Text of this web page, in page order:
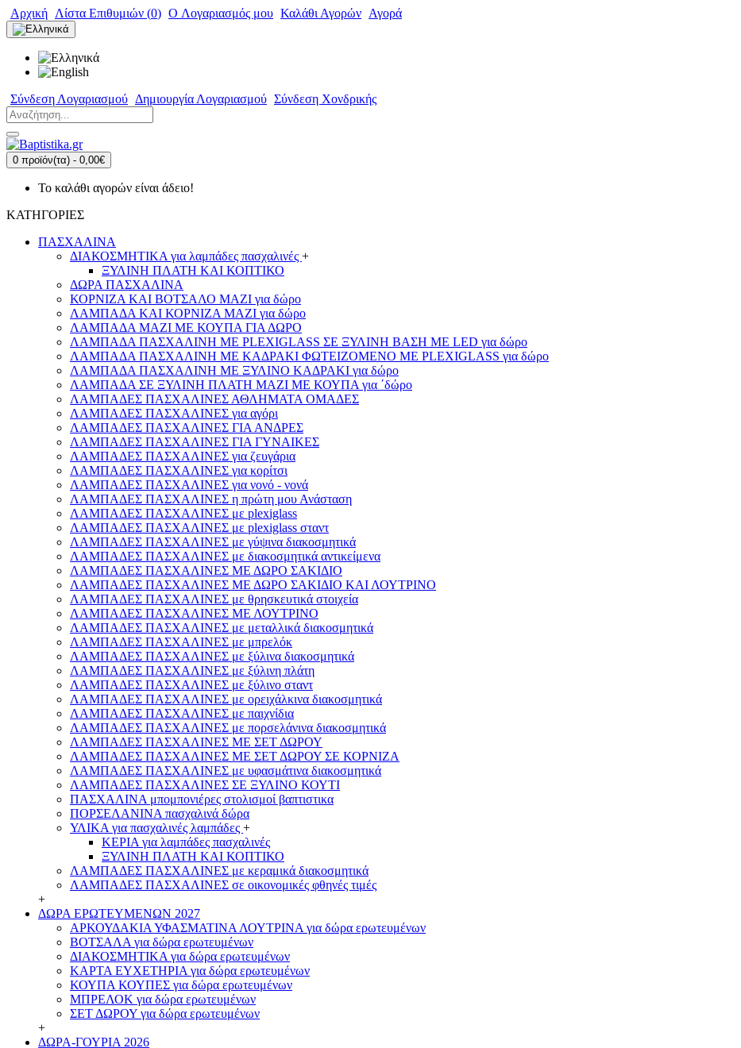
Αρχική Λίστα Επιθυμιών (0) O Λογαριασμός μου Καλάθι Αγορών Αγορά
Σύνδεση Λογαριασμού Δημιουργία Λογαριασμού Σύνδεση Χονδρικής
0 προϊόν(τα) - 0,00€
Το καλάθι αγορών είναι άδειο!
ΚΑΤΗΓΟΡΙΕΣ
ΠΑΣΧΑΛΙΝΑ
ΔΙΑΚΟΣΜΗΤΙΚΑ για λαμπάδες πασχαλινές +
ΞΥΛΙΝΗ ΠΛΑΤΗ ΚΑΙ ΚΟΠΤΙΚΟ
ΔΩΡΑ ΠΑΣΧΑΛΙΝΑ
ΚΟΡΝΙΖΑ ΚΑΙ ΒΟΤΣΑΛΟ ΜΑΖΙ για δώρο
ΛΑΜΠΑΔΑ ΚΑΙ ΚΟΡΝΙΖΑ ΜΑΖΙ για δώρο
ΛΑΜΠΑΔΑ ΜΑΖΙ ΜΕ ΚΟΥΠΑ ΓΙΑ ΔΩΡΟ
ΛΑΜΠΑΔΑ ΠΑΣΧΑΛΙΝΗ ΜΕ PLEXIGLASS ΣΕ ΞΥΛΙΝΗ ΒΑΣΗ ΜΕ LED για δώρο
ΛΑΜΠΑΔΑ ΠΑΣΧΑΛΙΝΗ ΜΕ ΚΑΔΡΑΚΙ ΦΩΤΕΙΖΟΜΕΝΟ ΜΕ PLEXIGLASS για δώρο
ΛΑΜΠΑΔΑ ΠΑΣΧΑΛΙΝΗ ΜΕ ΞΥΛΙΝΟ ΚΑΔΡΑΚΙ για δώρο
ΛΑΜΠΑΔΑ ΣΕ ΞΥΛΙΝΗ ΠΛΑΤΗ ΜΑΖΙ ΜΕ ΚΟΥΠΑ για ΄δώρο
ΛΑΜΠΑΔΕΣ ΠΑΣΧΑΛΙΝΕΣ ΑΘΛΗΜΑΤΑ ΟΜΑΔΕΣ
ΛΑΜΠΑΔΕΣ ΠΑΣΧΑΛΙΝΕΣ για αγόρι
ΛΑΜΠΑΔΕΣ ΠΑΣΧΑΛΙΝΕΣ ΓΙΑ ΑΝΔΡΕΣ
ΛΑΜΠΑΔΕΣ ΠΑΣΧΑΛΙΝΕΣ ΓΙΑ ΓΥΝΑΙΚΕΣ
ΛΑΜΠΑΔΕΣ ΠΑΣΧΑΛΙΝΕΣ για ζευγάρια
ΛΑΜΠΑΔΕΣ ΠΑΣΧΑΛΙΝΕΣ για κορίτσι
ΛΑΜΠΑΔΕΣ ΠΑΣΧΑΛΙΝΕΣ για νονό - νονά
ΛΑΜΠΑΔΕΣ ΠΑΣΧΑΛΙΝΕΣ η πρώτη μου Ανάσταση
ΛΑΜΠΑΔΕΣ ΠΑΣΧΑΛΙΝΕΣ με plexiglass
ΛΑΜΠΑΔΕΣ ΠΑΣΧΑΛΙΝΕΣ με plexiglass σταντ
ΛΑΜΠΑΔΕΣ ΠΑΣΧΑΛΙΝΕΣ με γύψινα διακοσμητικά
ΛΑΜΠΑΔΕΣ ΠΑΣΧΑΛΙΝΕΣ με διακοσμητικά αντικείμενα
ΛΑΜΠΑΔΕΣ ΠΑΣΧΑΛΙΝΕΣ ΜΕ ΔΩΡΟ ΣΑΚΙΔΙΟ
ΛΑΜΠΑΔΕΣ ΠΑΣΧΑΛΙΝΕΣ ΜΕ ΔΩΡΟ ΣΑΚΙΔΙΟ ΚΑΙ ΛΟΥΤΡΙΝΟ
ΛΑΜΠΑΔΕΣ ΠΑΣΧΑΛΙΝΕΣ με θρησκευτικά στοιχεία
ΛΑΜΠΑΔΕΣ ΠΑΣΧΑΛΙΝΕΣ ΜΕ ΛΟΥΤΡΙΝΟ
ΛΑΜΠΑΔΕΣ ΠΑΣΧΑΛΙΝΕΣ με μεταλλικά διακοσμητικά
ΛΑΜΠΑΔΕΣ ΠΑΣΧΑΛΙΝΕΣ με μπρελόκ
ΛΑΜΠΑΔΕΣ ΠΑΣΧΑΛΙΝΕΣ με ξύλινα διακοσμητικά
ΛΑΜΠΑΔΕΣ ΠΑΣΧΑΛΙΝΕΣ με ξύλινη πλάτη
ΛΑΜΠΑΔΕΣ ΠΑΣΧΑΛΙΝΕΣ με ξύλινο σταντ
ΛΑΜΠΑΔΕΣ ΠΑΣΧΑΛΙΝΕΣ με ορειχάλκινα διακοσμητικά
ΛΑΜΠΑΔΕΣ ΠΑΣΧΑΛΙΝΕΣ με παιχνίδια
ΛΑΜΠΑΔΕΣ ΠΑΣΧΑΛΙΝΕΣ με πορσελάνινα διακοσμητικά
ΛΑΜΠΑΔΕΣ ΠΑΣΧΑΛΙΝΕΣ ΜΕ ΣΕΤ ΔΩΡΟΥ
ΛΑΜΠΑΔΕΣ ΠΑΣΧΑΛΙΝΕΣ ΜΕ ΣΕΤ ΔΩΡΟΥ ΣΕ ΚΟΡΝΙΖΑ
ΛΑΜΠΑΔΕΣ ΠΑΣΧΑΛΙΝΕΣ με υφασμάτινα διακοσμητικά
ΛΑΜΠΑΔΕΣ ΠΑΣΧΑΛΙΝΕΣ ΣΕ ΞΥΛΙΝΟ ΚΟΥΤΙ
ΠΑΣΧΑΛΙΝΑ μπομπονιέρες στολισμοί βαπτιστικα
ΠΟΡΣΕΛΑΝΙΝΑ πασχαλινά δώρα
ΥΛΙΚΑ για πασχαλινές λαμπάδες +
ΚΕΡΙΑ για λαμπάδες πασχαλινές
ΞΥΛΙΝΗ ΠΛΑΤΗ ΚΑΙ ΚΟΠΤΙΚΟ
ΛΑΜΠΑΔΕΣ ΠΑΣΧΑΛΙΝΕΣ με κεραμικά διακοσμητικά
ΛΑΜΠΑΔΕΣ ΠΑΣΧΑΛΙΝΕΣ σε οικονομικές φθηνές τιμές
+
ΔΩΡΑ ΕΡΩΤΕΥΜΕΝΩΝ 2027
ΑΡΚΟΥΔΑΚΙΑ ΥΦΑΣΜΑΤΙΝΑ ΛΟΥΤΡΙΝΑ για δώρα ερωτευμένων
ΒΟΤΣΑΛΑ για δώρα ερωτευμένων
ΔΙΑΚΟΣΜΗΤΙΚΑ για δώρα ερωτευμένων
ΚΑΡΤΑ ΕΥΧΕΤΗΡΙΑ για δώρα ερωτευμένων
ΚΟΥΠΑ ΚΟΥΠΕΣ για δώρα ερωτευμένων
ΜΠΡΕΛΟΚ για δώρα ερωτευμένων
ΣΕΤ ΔΩΡΟΥ για δώρα ερωτευμένων
+
ΔΩΡΑ-ΓΟΥΡΙΑ 2026